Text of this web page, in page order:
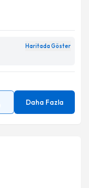
Haritada Göster
Daha Fazla